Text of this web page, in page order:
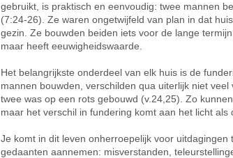
gebruikt, is praktisch en eenvoudig: twee mannen
(7:24-26). Ze waren ongetwijfeld van plan in dat
gezin. Ze bouwden beiden iets voor de lange
maar heeft eeuwigheidswaarde.
Het belangrijkste onderdeel van elk huis is de
mannen bouwden, verschilden qua uiterlijk niet
twee was op een rots gebouwd (v.24,25). Zo
maar het verschil in fundering komt aan het licht als
Je komt in dit leven onherroepelijk voor
gedaanten aannemen: misverstanden,